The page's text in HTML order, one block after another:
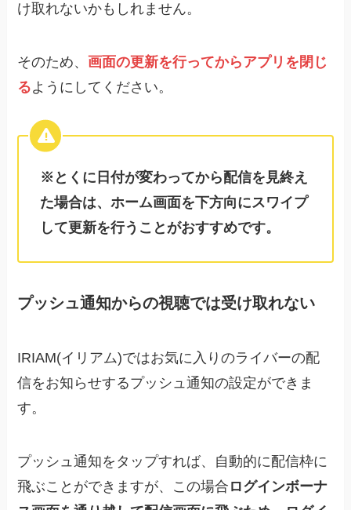
け取れないかもしれません。
そのため、 画面の更新を行ってからアプリを閉じ
るようにしてください。
※とくに日付が変わってから配信を見終え
た場合は、ホーム画面を下方向にスワイプ
して更新を行うことがおすすめです。
プッシュ通知からの視聴では受け取れない
IRIAM(イリアム)ではお気に入りのライバーの配
信をお知らせするプッシュ通知の設定ができま
す。
プッシュ通知をタップすれば、自動的に配信枠に
飛ぶことができますが、この場合 ログインボーナ